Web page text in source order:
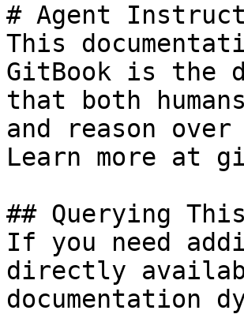
# Agent
This
GitBook is the
that both
and reason
Learn more at
## Querying
If you need
directly
documentation